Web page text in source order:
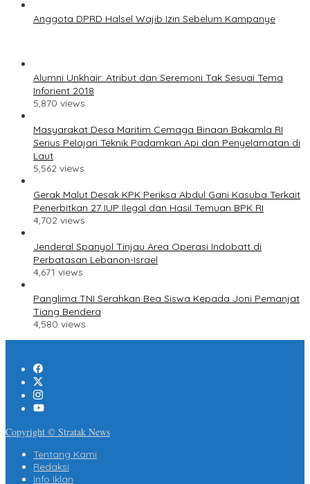
Anggota DPRD Halsel Wajib Izin Sebelum Kampanye
Alumni Unkhair: Atribut dan Seremoni Tak Sesuai Tema
Inforient 2018
5,870 views
Masyarakat Desa Maritim Cemaga Binaan Bakamla RI
Serius Pelajari Teknik Padamkan Api dan Penyelamatan di
Laut
5,562 views
Gerak Malut Desak KPK Periksa Abdul Gani Kasuba Terkait
Penerbitkan 27 IUP Ilegal dan Hasil Temuan BPK RI
4,702 views
Jenderal Spanyol Tinjau Area Operasi Indobatt di
Perbatasan Lebanon-Israel
4,671 views
Panglima TNI Serahkan Bea Siswa Kepada Joni Pemanjat
Tiang Bendera
4,580 views
Copyright © Stratak News
Tentang Kami
Redaksi
Info Iklan